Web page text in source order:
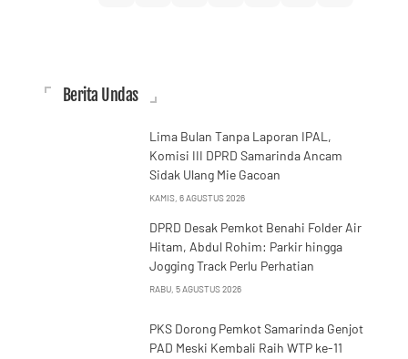
Berita Undas
Lima Bulan Tanpa Laporan IPAL,
Komisi III DPRD Samarinda Ancam
Sidak Ulang Mie Gacoan
KAMIS, 6 AGUSTUS 2026
DPRD Desak Pemkot Benahi Folder Air
Hitam, Abdul Rohim: Parkir hingga
Jogging Track Perlu Perhatian
RABU, 5 AGUSTUS 2026
PKS Dorong Pemkot Samarinda Genjot
PAD Meski Kembali Raih WTP ke-11